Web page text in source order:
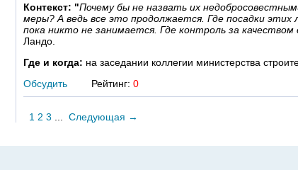
Контекст: "Почему бы не назвать их
меры? А ведь все это продолжается. Где посадки
пока никто не занимается. Где контроль за
Ландо.
Где и когда: на заседании коллегии министерства
Обсудить
Рейтинг: 0
1 2 3 Следующая →